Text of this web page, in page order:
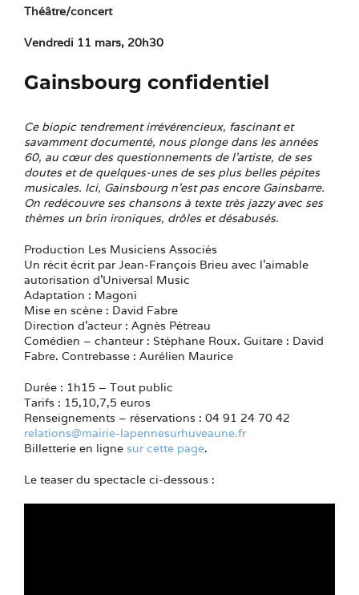
Théâtre/concert
Vendredi 11 mars, 20h30
Gainsbourg confidentiel
Ce biopic tendrement irrévérencieux, fascinant et
savamment documenté, nous plonge dans les années
60, au cœur des questionnements de l’artiste, de ses
doutes et de quelques-unes de ses plus belles pépites
musicales. Ici, Gainsbourg n’est pas encore Gainsbarre.
On redécouvre ses chansons à texte très jazzy avec ses
thèmes un brin ironiques, drôles et désabusés.
Production Les Musiciens Associés
Un récit écrit par Jean-François Brieu avec l’aimable
autorisation d’Universal Music
Adaptation : Magoni
Mise en scène : David Fabre
Direction d’acteur : Agnès Pétreau
Comédien – chanteur : Stéphane Roux. Guitare : David
Fabre. Contrebasse : Aurélien Maurice
Durée : 1h15 – Tout public
Tarifs : 15,10,7,5 euros
Renseignements – réservations : 04 91 24 70 42
relations@mairie-lapennesurhuveaune.fr
Billetterie en ligne sur cette page.
Le teaser du spectacle ci-dessous :